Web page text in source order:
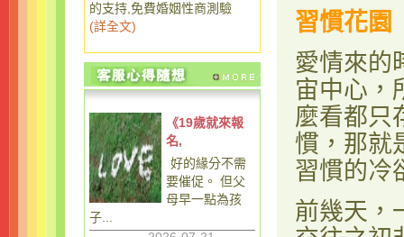
的支持,免費婚姻性商測驗
(詳全文)
《19歲就來報
名,
好的緣分不需
要催促。 但父
母早一點為孩
子...
習慣花園
愛情來的
宙中心，
麼看都只
慣，那就
習慣的冷
前幾天，